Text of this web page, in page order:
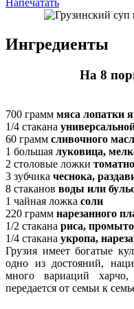
Напечатать
Ингредиенты
На 8
700 грамм мяса лопатки
1/4 стакана
60 грамм сливочного
1 большая луковица,
2 столовые ложки
3 зубчика чеснока,
8 стаканов воды или
1 чайная ложка соли
220 грамм нарезанного
1/2 стакана риса,
1/4 стакана укропа,
Грузия имеет богатые
одно из достояний,
много вариаций харчо,
передается от семьи к